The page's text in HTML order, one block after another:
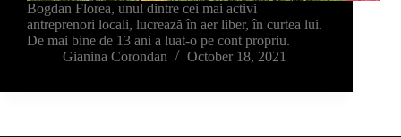
Bogdan Florea, unul dintre cei mai activi
antreprenori locali, lucrează în aer liber, în curtea lui.
De mai bine de 13 ani a luat-o pe cont propriu.
Gianina Corondan
October 18, 2021